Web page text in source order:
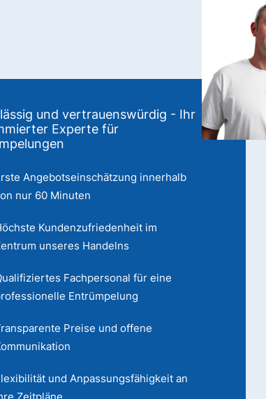
und vertrauenswürdig - Ihr
Experte für
Angebotseinschätzung innerhalb
nur 60 Minuten
Kundenzufriedenheit im
unseres Handelns
Fachpersonal für eine
Entrümpelung
Preise und offene
und Anpassungsfähigkeit an